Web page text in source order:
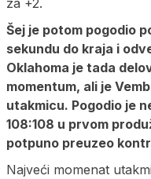
Šej je potom pogodio
sekundu do kraja i
Oklahoma je tada
momentum, ali je
utakmicu. Pogodio je
108:108 u prvom
potpuno preuzeo
Najveći momenat